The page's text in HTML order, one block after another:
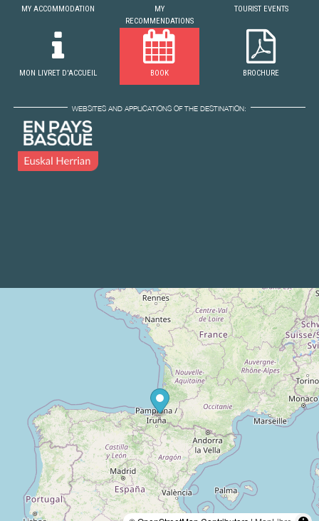
MY ACCOMMODATION
MY
RECOMMENDATIONS
TOURIST EVENTS
MON LIVRET D'ACCUEIL BOOK BROCHURE
WEBSITES AND APPLICATIONS OF THE DESTINATION: